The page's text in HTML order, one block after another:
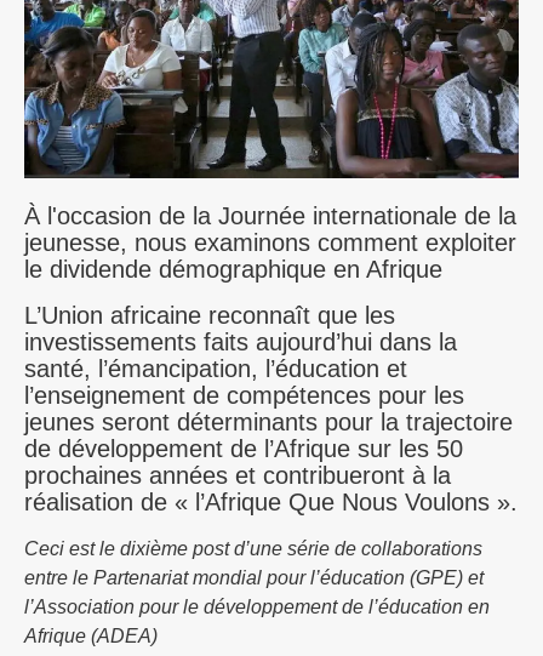
À l'occasion de la Journée internationale de la
jeunesse, nous examinons comment exploiter
le dividende démographique en Afrique
L’Union africaine reconnaît que les
investissements faits aujourd’hui dans la
santé, l’émancipation, l’éducation et
l’enseignement de compétences pour les
jeunes seront déterminants pour la trajectoire
de développement de l’Afrique sur les 50
prochaines années et contribueront à la
réalisation de « l’Afrique Que Nous Voulons ».
Ceci est le dixième post d’une série de collaborations
entre le Partenariat mondial pour l’éducation (GPE) et
l’Association pour le développement de l’éducation en
Afrique (ADEA)